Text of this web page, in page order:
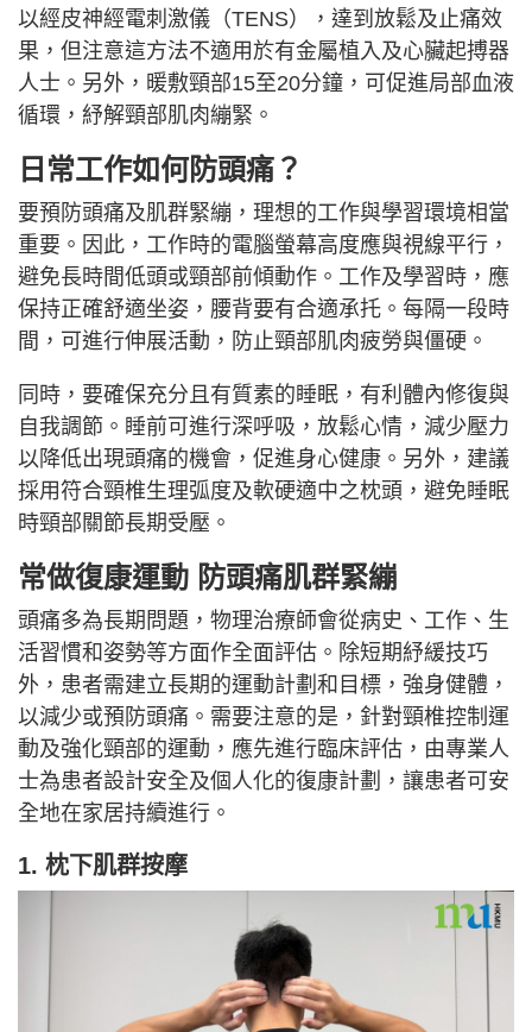
以經皮神經電刺激儀（TENS），達到放鬆及止痛效
果，但注意這方法不適用於有金屬植入及心臟起搏器
人士。另外，暖敷頸部15至20分鐘，可促進局部血液
循環，紓解頸部肌肉繃緊。
日常工作如何防頭痛？
要預防頭痛及肌群緊繃，理想的工作與學習環境相當
重要。因此，工作時的電腦螢幕高度應與視線平行，
避免長時間低頭或頸部前傾動作。工作及學習時，應
保持正確舒適坐姿，腰背要有合適承托。每隔一段時
間，可進行伸展活動，防止頸部肌肉疲勞與僵硬。
同時，要確保充分且有質素的睡眠，有利體內修復與
自我調節。睡前可進行深呼吸，放鬆心情，減少壓力
以降低出現頭痛的機會，促進身心健康。另外，建議
採用符合頸椎生理弧度及軟硬適中之枕頭，避免睡眠
時頸部關節長期受壓。
常做復康運動 防頭痛肌群緊繃
頭痛多為長期問題，物理治療師會從病史、工作、生
活習慣和姿勢等方面作全面評估。除短期紓緩技巧
外，患者需建立長期的運動計劃和目標，強身健體，
以減少或預防頭痛。需要注意的是，針對頸椎控制運
動及強化頸部的運動，應先進行臨床評估，由專業人
士為患者設計安全及個人化的復康計劃，讓患者可安
全地在家居持續進行。
1. 枕下肌群按摩